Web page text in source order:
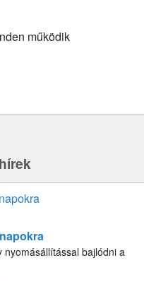
működik
bajlódni a